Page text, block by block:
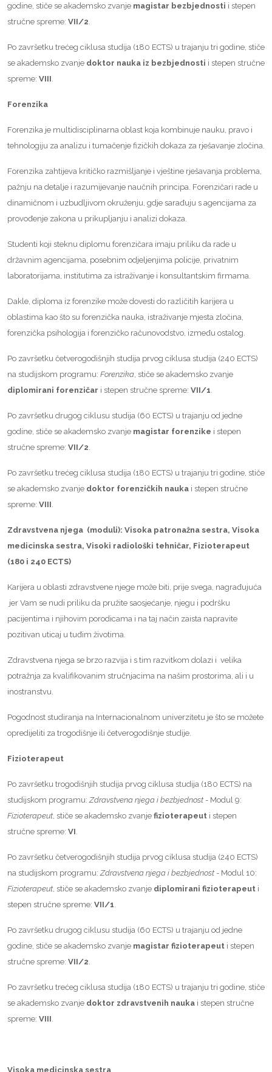
godine, stiče se akademsko zvanje magistar bezbjednosti i stepen
stručne spreme: VII/2
Po završetku trećeg ciklusa studija (180 ECTS) u trajanju tri godine, stiče
se akademsko zvanje doktor nauka iz bezbjednosti i stepen stručne
spreme: VIII
Forenzika
Forenzika je multidisciplinarna oblast koja kombinuje nauku, pravo i
tehnologiju za analizu i tumačenje fizičkih dokaza za rješavanje zločina.
Forenzika zahtijeva kritičko razmišljanje i vještine rješavanja problema,
pažnju na detalje i razumijevanje naučnih principa. Forenzičari rade u
dinamičnom i uzbudljivom okruženju, gdje sarađuju s agencijama za
provođenje zakona u prikupljanju i analizi dokaza.
Studenti koji steknu diplomu forenzičara imaju priliku da rade u
državnim agencijama, posebnim odjeljenjima policije, privatnim
laboratorijama, institutima za istraživanje i konsultantskim firmama.
Dakle, diploma iz forenzike može dovesti do različitih karijera u
oblastima kao što su forenzička nauka, istraživanje mjesta zločina,
forenzička psihologija i forenzičko računovodstvo, između ostalog.
Po završetku četverogodišnjih studija prvog ciklusa studija (240 ECTS)
na studijskom programu: Forenzika , stiče se akademsko zvanje
diplomirani forenzičar i stepen stručne spreme: VII/1
Po završetku drugog ciklusu studija (60 ECTS) u trajanju od jedne
godine, stiče se akademsko zvanje magistar forenzike i stepen
stručne spreme: VII/2
Po završetku trećeg ciklusa studija (180 ECTS) u trajanju tri godine, stiče
se akademsko zvanje doktor forenzičkih nauka i stepen stručne
spreme: VIII
Zdravstvena njega (moduli): Visoka patronažna sestra, Visoka
medicinska sestra, Visoki radiološki tehničar, Fizioterapeut
(180 i 240 ECTS)
Karijera u oblasti zdravstvene njege može biti, prije svega, nagrađujuća
jer Vam se nudi priliku da pružite saosjećanje, njegu i podršku
pacijentima i njihovim porodicama i na taj način zaista napravite
pozitivan uticaj u tuđim životima.
Zdravstvena njega se brzo razvija i s tim razvitkom dolazi i velika
potražnja za kvalifikovanim stručnjacima na našim prostorima, ali i u
inostranstvu.
Pogodnost studiranja na Internacionalnom univerzitetu je što se možete
opredijeliti za trogodišnje ili četverogodišnje studije.
Fizioterapeut
Po završetku trogodišnjih studija prvog ciklusa studija (180 ECTS) na
studijskom programu: Zdravstvena njega i bezbjednost - Modul 9:
Fizioterapeut , stiče se akademsko zvanje fizioterapeut i stepen
stručne spreme: VI
Po završetku četverogodišnjih studija prvog ciklusa studija (240 ECTS)
na studijskom programu: Zdravstvena njega i bezbjednost - Modul 10:
Fizioterapeut , stiče se akademsko zvanje diplomirani fizioterapeut i
stepen stručne spreme: VII/1
Po završetku drugog ciklusu studija (60 ECTS) u trajanju od jedne
godine, stiče se akademsko zvanje magistar fizioterapeut i stepen
stručne spreme: VII/2
Po završetku trećeg ciklusa studija (180 ECTS) u trajanju tri godine, stiče
se akademsko zvanje doktor zdravstvenih nauka i stepen stručne
spreme: VIII
Visoka medicinska sestra